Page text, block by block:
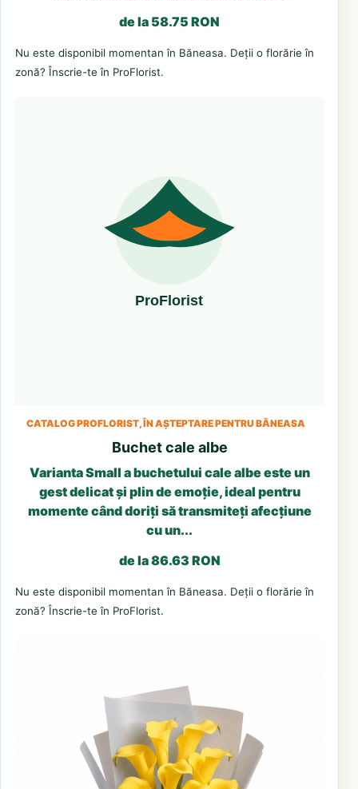
de la 58.75 RON
Nu este disponibil momentan în Băneasa. Deții o florărie în
zonă? Înscrie-te în ProFlorist.
CATALOG PROFLORIST, ÎN AȘTEPTARE PENTRU BĂNEASA
Buchet cale albe
Varianta Small a buchetului cale albe este un
gest delicat și plin de emoție, ideal pentru
momente când doriți să transmiteți afecțiune
cu un...
de la 86.63 RON
Nu este disponibil momentan în Băneasa. Deții o florărie în
zonă? Înscrie-te în ProFlorist.